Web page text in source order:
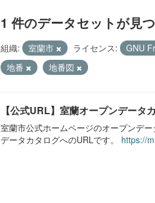
1 件のデータセットが見
組織: 室蘭市 ライセンス: GNU
地番
地番図
【公式URL】室蘭オープンデータ
室蘭市公式ホームページのオープンデー
データカタログへのURLです。 https://